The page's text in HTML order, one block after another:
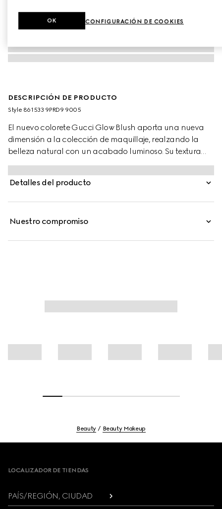
DESCRIPCIÓN DE PRODUCTO
Style ‎861533 9PRD9 9005
El nuevo colorete Gucci Glow Blush aporta una nueva
dimensión a la colección de maquillaje, realzando la
belleza natural con un acabado luminoso. Su textura
híbrida, cremosa que se vuelve empolvada, se funde con
la piel para ofrecer un brillo radiante y perlado con un
toque sedoso. Esta fórmula modulable y duradera crea
Detalles del producto
Nuestro compromiso
Beauty Beauty Makeup
LOCALIZADOR DE TIENDAS
PAÍS/REGIÓN, CIUDAD
CONFIGURACIÓN DE COOKIES
OK